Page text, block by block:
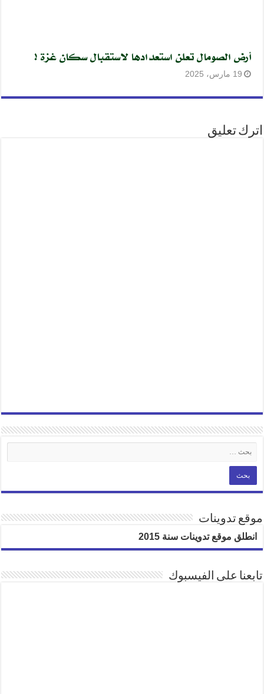
أرض الصومال تعلن استعدادها لاستقبال سكان غزة !
19 مارس، 2025
اترك تعليق
موقع تدوينات
انطلق موقع تدوينات سنة 2015
تابعنا على الفيسبوك